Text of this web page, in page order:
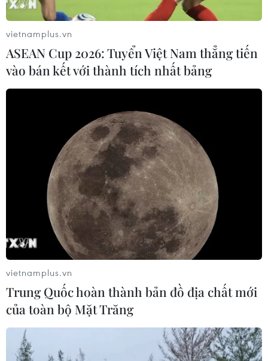
vietnamplus.vn
ASEAN Cup 2026: Tuyển Việt Nam thẳng tiến
vào bán kết với thành tích nhất bảng
vietnamplus.vn
Trung Quốc hoàn thành bản đồ địa chất mới
của toàn bộ Mặt Trăng